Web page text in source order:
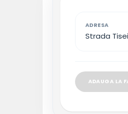
ADRESA
Strada
ADAUGA LA